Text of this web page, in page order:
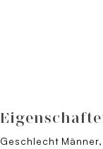
Geschlecht